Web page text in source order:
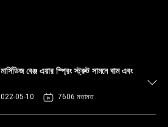
বেঞ্জ এয়ার স্প্রিং স্ট্রুট সামনে বাম এবং
05-10 7606 মতামত